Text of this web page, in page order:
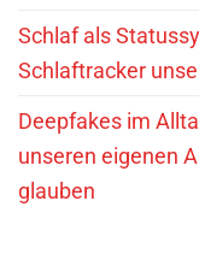
Schlaf als
Schlaftracker
Deepfakes im
unseren eigenen
glauben